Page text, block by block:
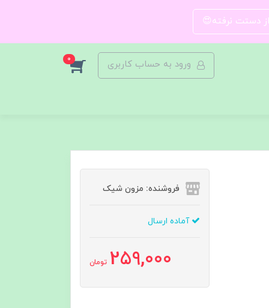
از دستت نرفته😍
ورود به حساب کاربری 0
فروشنده: مزون شیک
آماده ارسال
259,000 تومان